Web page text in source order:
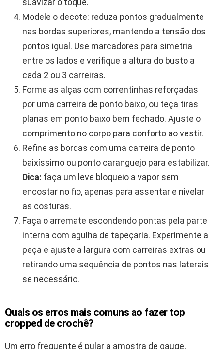
suavizar o toque.
Modele o decote: reduza pontos gradualmente
nas bordas superiores, mantendo a tensão dos
pontos igual. Use marcadores para simetria
entre os lados e verifique a altura do busto a
cada 2 ou 3 carreiras.
Forme as alças com correntinhas reforçadas
por uma carreira de ponto baixo, ou teça tiras
planas em ponto baixo bem fechado. Ajuste o
comprimento no corpo para conforto ao vestir.
Refine as bordas com uma carreira de ponto
baixíssimo ou ponto caranguejo para estabilizar.
Dica: faça um leve bloqueio a vapor sem
encostar no fio, apenas para assentar e nivelar
as costuras.
Faça o arremate escondendo pontas pela parte
interna com agulha de tapeçaria. Experimente a
peça e ajuste a largura com carreiras extras ou
retirando uma sequência de pontos nas laterais
se necessário.
Quais os erros mais comuns ao fazer top
cropped de crochê?
Um erro frequente é pular a amostra de gauge,